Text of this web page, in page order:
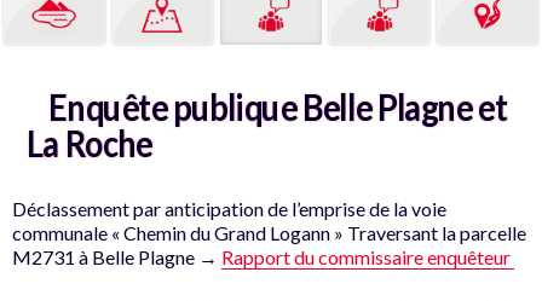
Enquête publique Belle Plagne et
La Roche
Déclassement par anticipation de l’emprise de la voie
communale « Chemin du Grand Logann » Traversant la parcelle
M2731 à Belle Plagne → Rapport du commissaire enquêteur